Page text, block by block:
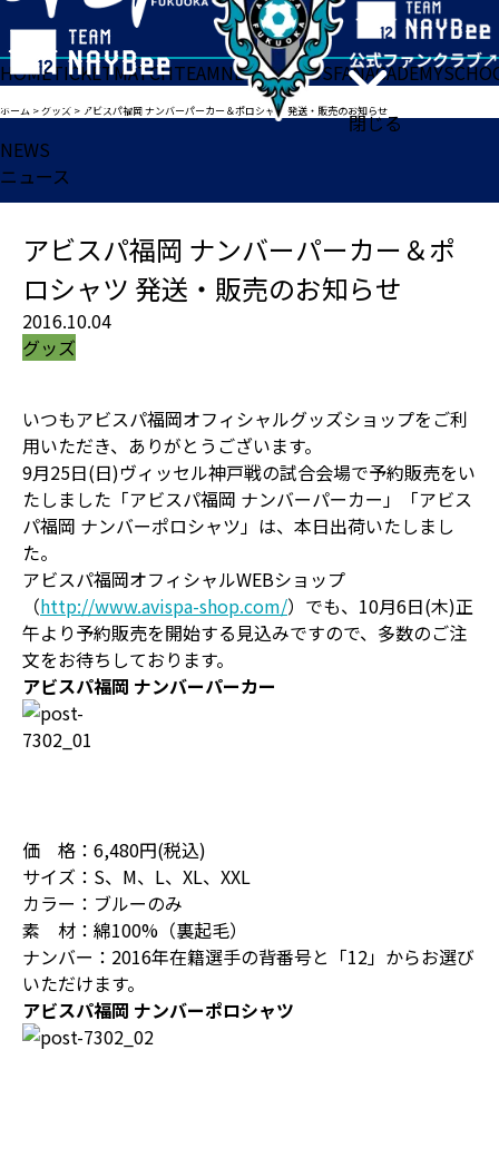
閉じる
HOMETICKETMATCHTEAMNEWSGOODSFANACADEMY
ホーム >グッズ > アビスパ福岡 ナンバーパーカー＆ポロシャツ 発送・販売のお知らせ
NEWS
ニュース
アビスパ福岡 ナンバーパーカー＆ポ
ロシャツ 発送・販売のお知らせ
2016.10.04
グッズ
いつもアビスパ福岡オフィシャルグッズショップをご利
用いただき、ありがとうございます。
9月25日(日)ヴィッセル神戸戦の試合会場で予約販売をい
たしました「アビスパ福岡 ナンバーパーカー」「アビス
パ福岡 ナンバーポロシャツ」は、本日出荷いたしまし
た。
アビスパ福岡オフィシャルWEBショップ
（http://www.avispa-shop.com/）でも、10月6日(木)正
午より予約販売を開始する見込みですので、多数のご注
文をお待ちしております。
アビスパ福岡 ナンバーパーカー
価 格：6,480円(税込)
サイズ：S、M、L、XL、XXL
カラー：ブルーのみ
素 材：綿100%（裏起毛）
ナンバー：2016年在籍選手の背番号と「12」からお選び
いただけます。
アビスパ福岡 ナンバーポロシャツ